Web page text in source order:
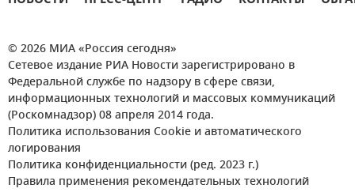
© 2026 МИА «Россия сегодня»
Сетевое издание РИА Новости зарегистрировано в
Федеральной службе по надзору в сфере связи,
информационных технологий и массовых коммуникаций
(Роскомнадзор) 08 апреля 2014 года.
Политика использования Cookie и автоматического
логирования
Политика конфиденциальности (ред. 2023 г.)
Правила применения рекомендательных технологий